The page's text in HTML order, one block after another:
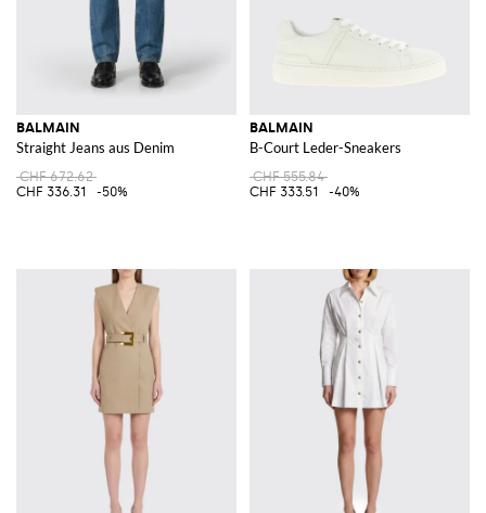
BALMAIN
Straight Jeans aus Denim
CHF 672.62
CHF 336.31
-50%
BALMAIN
B-Court Leder-Sneakers
CHF 555.84
CHF 333.51
-40%